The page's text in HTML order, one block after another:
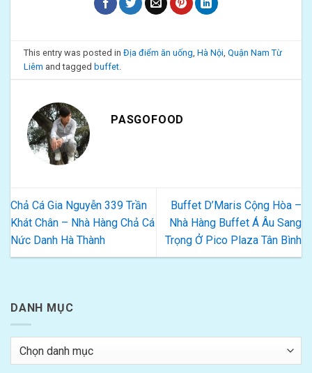
This entry was posted inĐịa điểm ăn uống ,Hà Nội ,Quận Nam Từ
Liêm and taggedbuffet
PASGOFOOD
Chả Cá Gia Nguyễn 339 Trần
Khát Chân – Nhà Hàng Chả Cá
Nức Danh Hà Thành
Buffet D’Maris Cộng Hòa –
Nhà Hàng Buffet Á Âu Sang
Trọng Ở Pico Plaza Tân Bình
DANH MỤC
Danh